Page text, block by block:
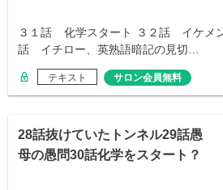
３１話 化学スタート ３２話 イケメ
話 イチロー、英熟語暗記の見切…
テキスト サロン会員無料
28話抜けていたトンネル29話愚
母の愚問30話化学をスタート？